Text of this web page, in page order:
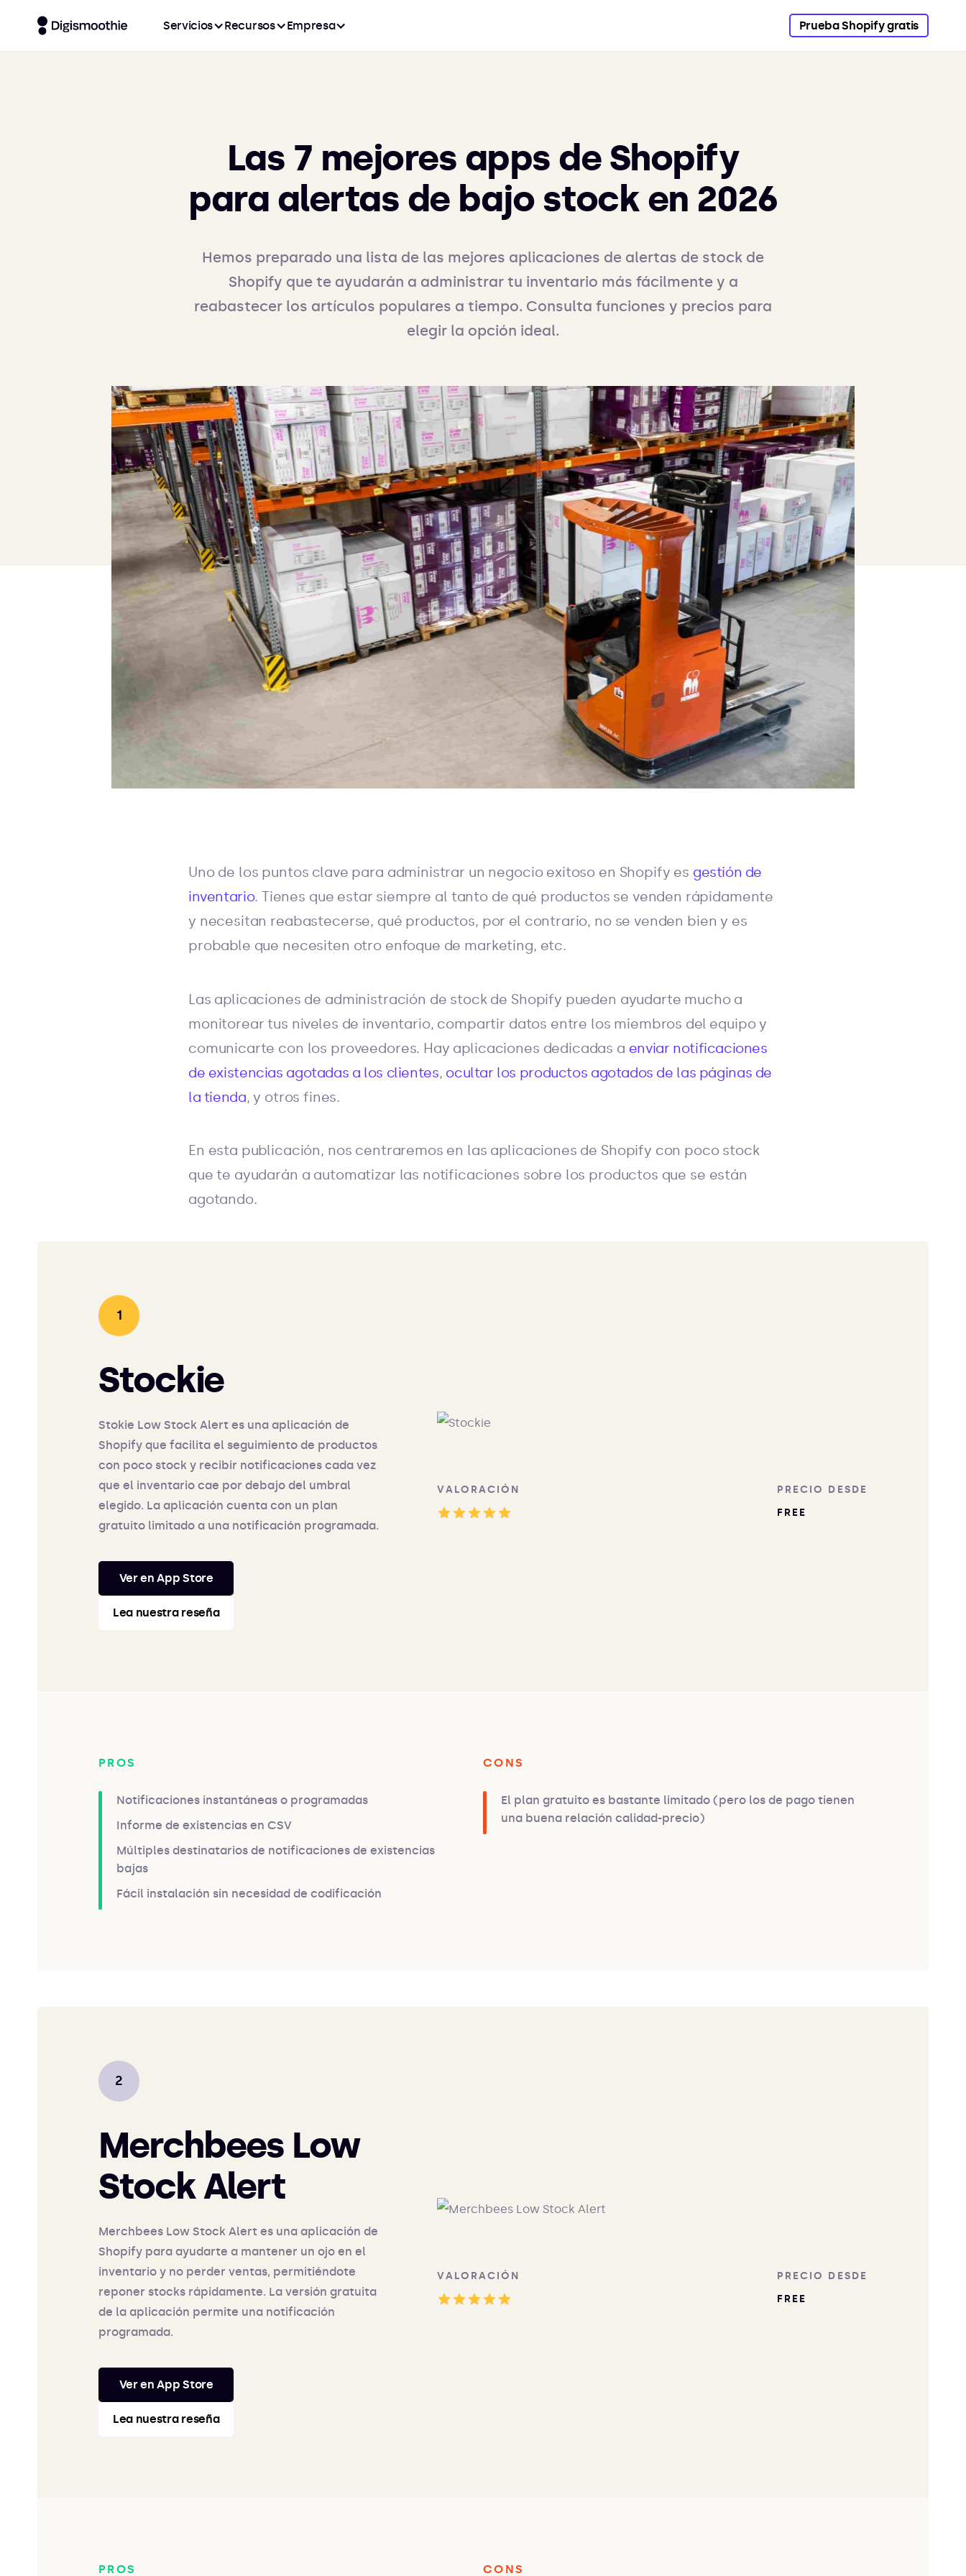
Servicios Recursos Empresa Prueba Shopify gratis
Las 7 mejores apps de Shopify
para alertas de bajo stock en 2026
Hemos preparado una lista de las mejores aplicaciones de alertas de stock de
Shopify que te ayudarán a administrar tu inventario más fácilmente y a
reabastecer los artículos populares a tiempo. Consulta funciones y precios para
elegir la opción ideal.
Uno de los puntos clave para administrar un negocio exitoso en Shopify es gestión de
inventario. Tienes que estar siempre al tanto de qué productos se venden rápidamente
y necesitan reabastecerse, qué productos, por el contrario, no se venden bien y es
probable que necesiten otro enfoque de marketing, etc.
Las aplicaciones de administración de stock de Shopify pueden ayudarte mucho a
monitorear tus niveles de inventario, compartir datos entre los miembros del equipo y
comunicarte con los proveedores. Hay aplicaciones dedicadas a enviar notificaciones
de existencias agotadas a los clientes, ocultar los productos agotados de las páginas de
la tienda, y otros fines.
En esta publicación, nos centraremos en las aplicaciones de Shopify con poco stock
que te ayudarán a automatizar las notificaciones sobre los productos que se están
agotando.
Stockie
Stokie Low Stock Alert es una aplicación de
Shopify que facilita el seguimiento de productos
con poco stock y recibir notificaciones cada vez
que el inventario cae por debajo del umbral
elegido. La aplicación cuenta con un plan
gratuito limitado a una notificación programada.
Ver en App Store
Lea nuestra reseña
VALORACIÓN
PRECIO DESDE
FREE
PROS
Notificaciones instantáneas o programadas
Informe de existencias en CSV
Múltiples destinatarios de notificaciones de existencias
bajas
Fácil instalación sin necesidad de codificación
CONS
El plan gratuito es bastante limitado (pero los de pago tienen
una buena relación calidad-precio)
Merchbees Low
Stock Alert
Merchbees Low Stock Alert es una aplicación de
Shopify para ayudarte a mantener un ojo en el
inventario y no perder ventas, permitiéndote
reponer stocks rápidamente. La versión gratuita
de la aplicación permite una notificación
programada.
Ver en App Store
Lea nuestra reseña
VALORACIÓN
PRECIO DESDE
FREE
PROS CONS